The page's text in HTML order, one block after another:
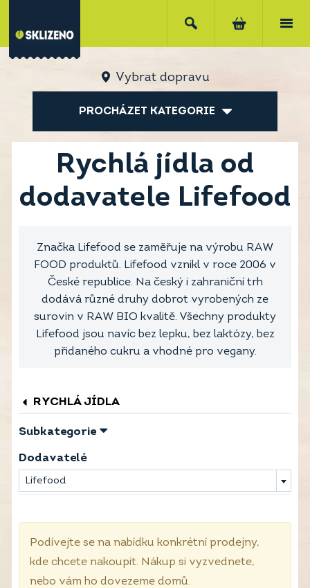
Vybrat dopravu
PROCHÁZET KATEGORIE
Rychlá jídla od
dodavatele Lifefood
Značka Lifefood se zaměřuje na výrobu RAW
FOOD produktů. Lifefood vznikl v roce 2006 v
České republice. Na český i zahraniční trh
dodává různé druhy dobrot vyrobených ze
surovin v RAW BIO kvalitě. Všechny produkty
Lifefood jsou navíc bez lepku, bez laktózy, bez
přidaného cukru a vhodné pro vegany.
RYCHLÁ JÍDLA
Subkategorie
Dodavatelé
Lifefood
Podívejte se na nabídku konkrétní prodejny,
kde chcete nakoupit. Nákup si vyzvednete,
nebo vám ho dovezeme domů.